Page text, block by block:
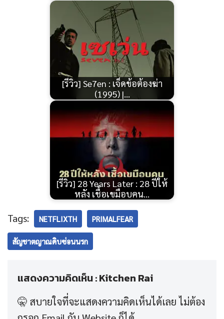
[รีวิว] Se7en : เจ็ดข้อต้องฆ่า
(1995) |…
[รีวิว] 28 Years Later : 28 ปีให้
หลัง เชื้อเขมือบคน…
Tags: NETFLIXTH PRIMALFEAR
สัญชาตญาณดิบซ่อนนรก
แสดงความคิดเห็น : Kitchen Rai